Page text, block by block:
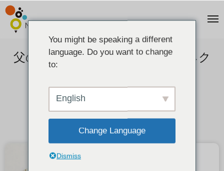
父の日に手作りのプレゼント・ネク
You might be speaking a different
language. Do you want to change
to:
English
Change Language
Dismiss